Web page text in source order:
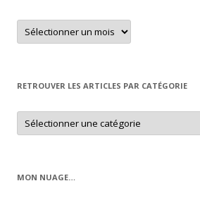
Retrouver
un
article
RETROUVER LES ARTICLES PAR CATÉGORIE
Retrouver
les
articles
MON NUAGE…